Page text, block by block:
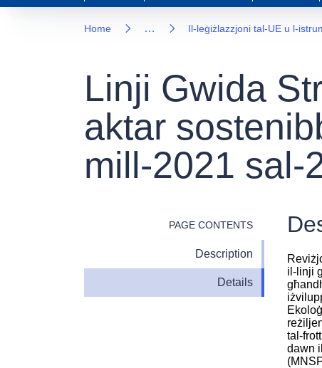
Home … Il-leġiżlazzjoni tal-UE u l-
Linji Gwida
aktar
mill-2021 sal-
PAGE CONTENTS
Description
Details
il-linji
tal-
dawn